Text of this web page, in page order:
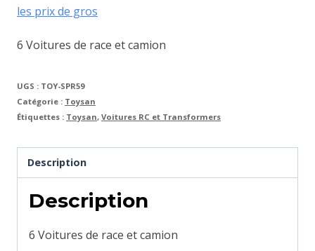
les prix de gros
6 Voitures de race et camion
UGS : TOY-SPR59
Catégorie : Toysan
Étiquettes : Toysan, Voitures RC et Transformers
Description
Description
6 Voitures de race et camion